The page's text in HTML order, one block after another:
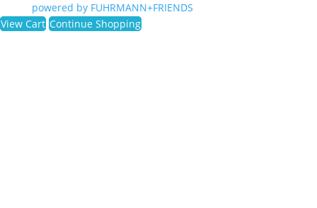
powered by FUHRMANN+FRIENDS
View Cart Continue Shopping